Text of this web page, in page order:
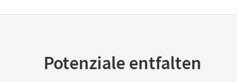
Potenziale entfalten